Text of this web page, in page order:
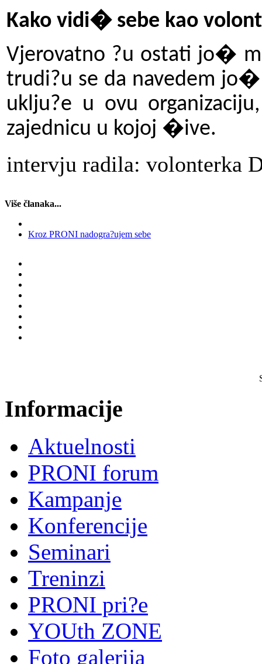
Kako vidi� sebe kao
Vjerovatno ?u ostati jo�
trudi?u se da navedem
uklju?e u ovu
zajednicu u kojoj �ive.
intervju radila: volonterka
Više članaka...
Kroz PRONI nadogra?ujem sebe
Informacije
Aktuelnosti
PRONI forum
Kampanje
Konferencije
Seminari
Treninzi
PRONI pri?e
YOUth ZONE
Foto galerija